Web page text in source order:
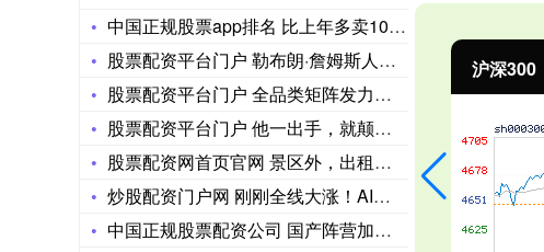
中国正规股票app排名 比上年多卖100多万头 结果还由盈转
股票配资平台门户 勒布朗·詹姆斯人民日报署名文章：篮球是连接
股票配资平台门户 全品类矩阵发力，销量逆势飙升：比德文领跑电
股票配资平台门户 他一出手，就颠覆了英国电影
股票配资网首页官网 景区外，出租车司机干起了“导游”
炒股配资门户网 刚刚全线大涨！AI算力霸权战全面开火！
中国正规股票配资公司 国产阵营加码超节点：华为阿里领跑，AI
沪深300 4694.44 43.13 0.93% 北证50